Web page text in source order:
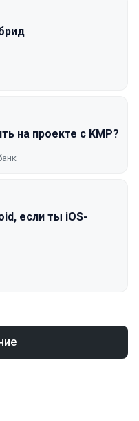
на проекте с KMP?
если ты iOS-